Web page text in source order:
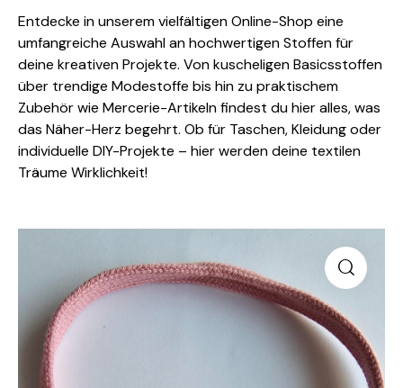
Entdecke in unserem vielfältigen Online-Shop eine
umfangreiche Auswahl an hochwertigen Stoffen für
deine kreativen Projekte. Von kuscheligen Basicsstoffen
über trendige Modestoffe bis hin zu praktischem
Zubehör wie Mercerie-Artikeln findest du hier alles, was
das Näher-Herz begehrt. Ob für Taschen, Kleidung oder
individuelle DIY-Projekte – hier werden deine textilen
Träume Wirklichkeit!